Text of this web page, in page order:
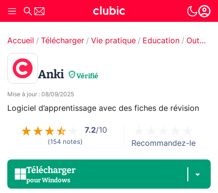
Accueil Télécharger Vie pratique Education Outils pédagogiques
Anki Vérifié
Mise à jour : 08/09/2025
Logiciel d’apprentissage avec des fiches de révision
7.2/10
(154 notes) Recommandez-le
Télécharger
pourWindows